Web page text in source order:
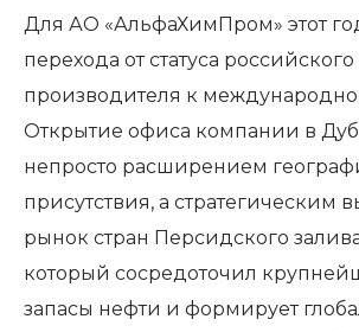
Для АО «АльфаХимПром» этот
перехода от статуса российского
производителя к
Открытие офиса компании в
непросто расширением
присутствия, а стратегическим
рынок стран Персидского
который сосредоточил
запасы нефти и формирует